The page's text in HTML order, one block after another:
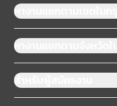
หางานแยกตามเขตในก
หางานแยกตามจังหวัดใน
สำหรับผู้สมัครงาน